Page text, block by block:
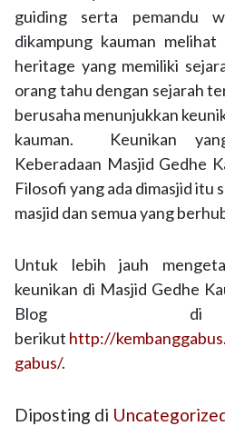
guiding serta pemandu
dikampung kauman
heritage yang memiliki
orang tahu dengan sejarah
berusaha menunjukkan
kauman. Keunikan
Keberadaan Masjid Gedhe
Filosofi yang ada dimasjid itu
masjid dan semua yang
Untuk lebih jauh
keunikan di Masjid Gedhe
Blog di
berikut http://
gabus/.
Diposting di